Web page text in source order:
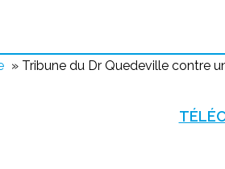
» Tribune du Dr Quedeville contre